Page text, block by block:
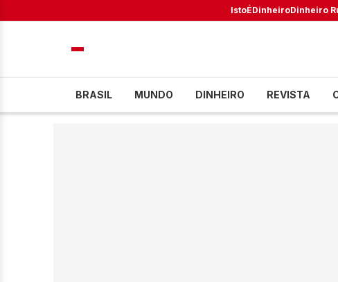
IstoÉDinheiroDinheiro
BRASIL MUNDO DINHEIRO REVISTA